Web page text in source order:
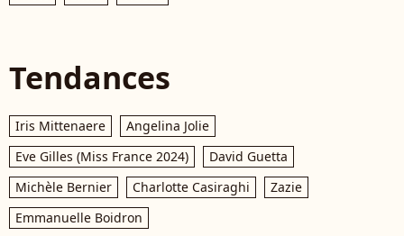
Tendances
Iris Mittenaere
Angelina Jolie
Eve Gilles (Miss France 2024)
David Guetta
Michèle Bernier
Charlotte Casiraghi
Zazie
Emmanuelle Boidron